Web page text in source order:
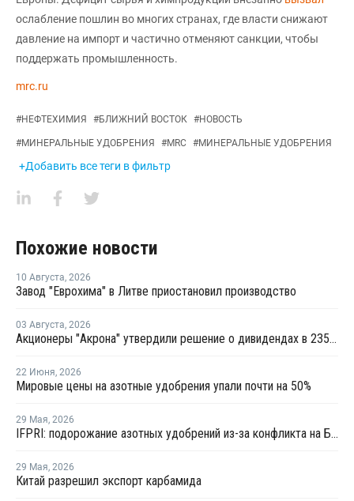
ослабление пошлин во многих странах, где власти снижают
давление на импорт и частично отменяют санкции, чтобы
поддержать промышленность.
mrc.ru
#НЕФТЕХИМИЯ #БЛИЖНИЙ ВОСТОК #НОВОСТЬ
#МИНЕРАЛЬНЫЕ УДОБРЕНИЯ #MRC #МИНЕРАЛЬНЫЕ УДОБРЕНИЯ
+Добавить все теги в фильтр
Похожие новости
10 Августа, 2026
Завод "Еврохима" в Литве приостановил производство
03 Августа, 2026
Акционеры "Акрона" утвердили решение о дивидендах в 235 рублей на акцию
22 Июня, 2026
Мировые цены на азотные удобрения упали почти на 50%
29 Мая, 2026
IFPRI: подорожание азотных удобрений из-за конфликта на Ближнем Востоке привело к сокращению посевов
29 Мая, 2026
Китай разрешил экспорт карбамида